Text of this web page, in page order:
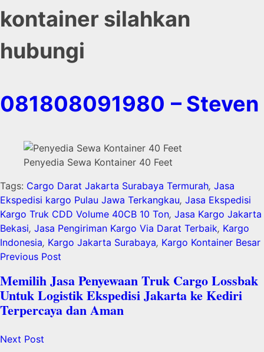
kontainer silahkan
hubungi
081808091980 – Steven
Penyedia Sewa Kontainer 40 Feet
Tags: Cargo Darat Jakarta Surabaya Termurah, Jasa
Ekspedisi kargo Pulau Jawa Terkangkau, Jasa Ekspedisi
Kargo Truk CDD Volume 40CB 10 Ton, Jasa Kargo Jakarta
Bekasi, Jasa Pengiriman Kargo Via Darat Terbaik, Kargo
Indonesia, Kargo Jakarta Surabaya, Kargo Kontainer Besar
Previous Post
Memilih Jasa Penyewaan Truk Cargo Lossbak
Untuk Logistik Ekspedisi Jakarta ke Kediri
Terpercaya dan Aman
Next Post